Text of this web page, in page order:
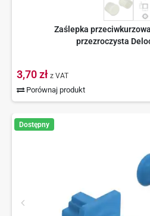
Zaślepka
przezroczysta
3,70 zł z VAT
Porównaj produkt
Dostępny